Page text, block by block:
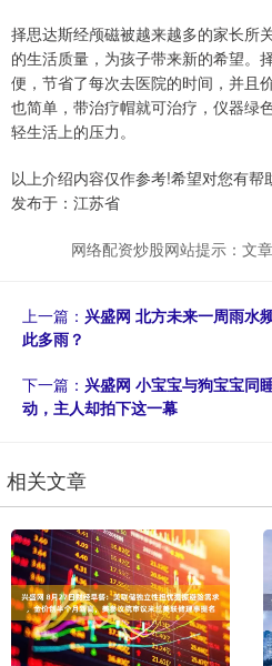
择思达斯经颅磁被越来越多的家长所
的生活质量，为孩子带来新的希望。
便，节省了每次去医院的时间，并且
也简单，带治疗帽就可治疗，仪器绿
轻生活上的压力。
以上介绍内容仅作参考!希望对您有帮
发布于：江苏省
网络配资炒股网站提示：文
上一篇： 兴盛网 北方未来一周雨水
此多雨？
下一篇： 兴盛网 小宝宝与狗宝宝同
动，主人却拍下这一幕
相关文章